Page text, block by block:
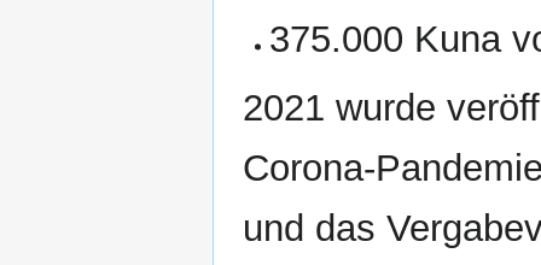
375.000 Kuna
2021 wurde
Corona-
und das